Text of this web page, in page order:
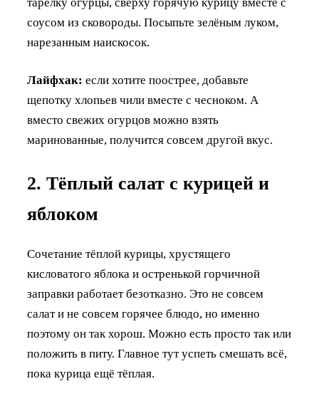
соусом из сковороды. Посыпьте зелёным луком,
нарезанным наискосок.
Лайфхак: если хотите поострее, добавьте
щепотку хлопьев чили вместе с чесноком. А
вместо свежих огурцов можно взять
маринованные, получится совсем другой вкус.
2. Тёплый салат с курицей и
яблоком
Сочетание тёплой курицы, хрустящего
кисловатого яблока и остренькой горчичной
заправки работает безотказно. Это не совсем
салат и не совсем горячее блюдо, но именно
поэтому он так хорош. Можно есть просто так или
положить в питу. Главное тут успеть смешать всё,
пока курица ещё тёплая.